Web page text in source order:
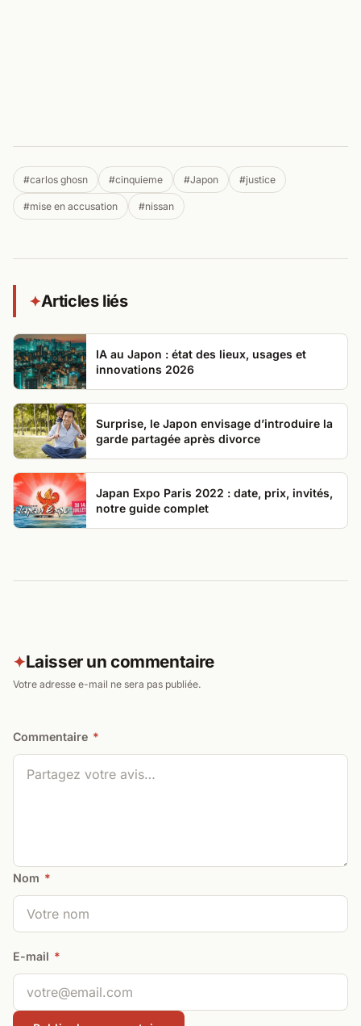
#carlos ghosn #cinquieme #Japon #justice
#mise en accusation #nissan
✦Articles liés
IA au Japon : état des lieux, usages et
innovations 2026
Surprise, le Japon envisage d’introduire la
garde partagée après divorce
Japan Expo Paris 2022 : date, prix, invités,
notre guide complet
✦Laisser un commentaire
Votre adresse e-mail ne sera pas publiée.
Commentaire *
Nom *
E-mail *